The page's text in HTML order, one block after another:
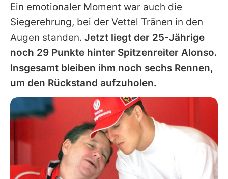
Ein emotionaler Moment war auch die
Siegerehrung, bei der Vettel Tränen in den
Augen standen. Jetzt liegt der 25-Jährige
noch 29 Punkte hinter Spitzenreiter Alonso.
Insgesamt bleiben ihm noch sechs Rennen,
um den Rückstand aufzuholen.